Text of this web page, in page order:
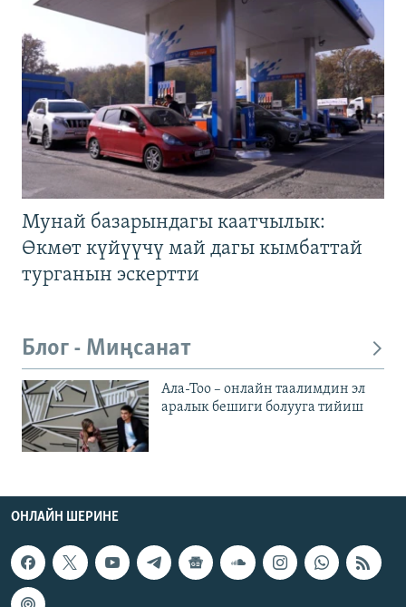
Мунай базарындагы каатчылык:
Өкмөт күйүүчү май дагы кымбаттай
турганын эскертти
Блог - Миңсанат
Ала-Тоо – онлайн таалимдин эл
аралык бешиги болууга тийиш
ОНЛАЙН ШЕРИНЕ